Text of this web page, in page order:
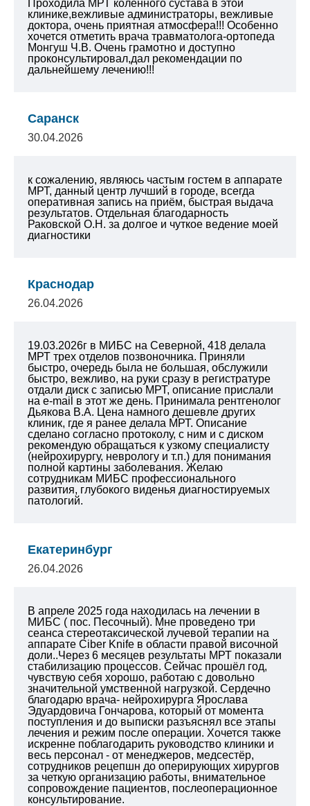
Проходила МРТ коленного сустава в этой
клинике,вежливые администраторы, вежливые
доктора, очень приятная атмосфера!!! Особенно
хочется отметить врача травматолога-ортопеда
Монгуш Ч.В. Очень грамотно и доступно
проконсультировал,дал рекомендации по
дальнейшему лечению!!!
Саранск
30.04.2026
к сожалению, являюсь частым гостем в аппарате
МРТ, данный центр лучший в городе, всегда
оперативная запись на приём, быстрая выдача
результатов. Отдельная благодарность
Раковской О.Н. за долгое и чуткое ведение моей
диагностики
Краснодар
26.04.2026
19.03.2026г в МИБС на Северной, 418 делала
МРТ трех отделов позвоночника. Приняли
быстро, очередь была не большая, обслужили
быстро, вежливо, на руки сразу в регистратуре
отдали диск с записью МРТ, описание прислали
на e-mail в этот же день. Принимала рентгенолог
Дьякова В.А. Цена намного дешевле других
клиник, где я ранее делала МРТ. Описание
сделано согласно протоколу, с ним и с диском
рекомендую обращаться к узкому специалисту
(нейрохирургу, неврологу и т.п.) для понимания
полной картины заболевания. Желаю
сотрудникам МИБС профессионального
развития, глубокого виденья диагностируемых
патологий.
Екатеринбург
26.04.2026
В апреле 2025 года находилась на лечении в
МИБС ( пос. Песочный). Мне проведено три
сеанса стереотаксической лучевой терапии на
аппарате Ciber Knife в области правой височной
доли..Через 6 месяцев результаты МРТ показали
стабилизацию процессов. Сейчас прошёл год,
чувствую себя хорошо, работаю с довольно
значительной умственной нагрузкой. Сердечно
благодарю врача- нейрохирурга Ярослава
Эдуардовича Гончарова, который от момента
поступления и до выписки разъяснял все этапы
лечения и режим после операции. Хочется также
искренне поблагодарить руководство клиники и
весь персонал - от менеджеров, медсестёр,
сотрудников рецепшн до оперирующих хирургов
за четкую организацию работы, внимательное
сопровождение пациентов, послеоперационное
консультирование.